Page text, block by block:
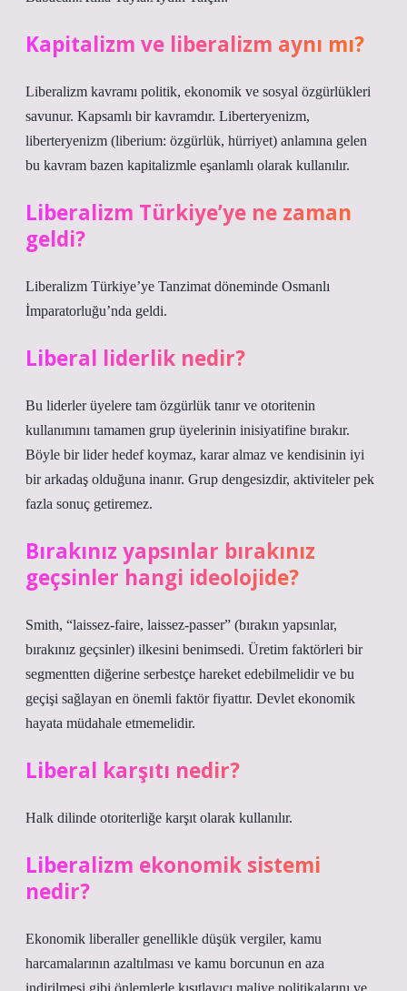
Kapitalizm ve liberalizm aynı mı?
Liberalizm kavramı politik, ekonomik ve sosyal özgürlükleri
savunur. Kapsamlı bir kavramdır. Liberteryenizm,
liberteryenizm (liberium: özgürlük, hürriyet) anlamına gelen
bu kavram bazen kapitalizmle eşanlamlı olarak kullanılır.
Liberalizm Türkiye’ye ne zaman
geldi?
Liberalizm Türkiye’ye Tanzimat döneminde Osmanlı
İmparatorluğu’nda geldi.
Liberal liderlik nedir?
Bu liderler üyelere tam özgürlük tanır ve otoritenin
kullanımını tamamen grup üyelerinin inisiyatifine bırakır.
Böyle bir lider hedef koymaz, karar almaz ve kendisinin iyi
bir arkadaş olduğuna inanır. Grup dengesizdir, aktiviteler pek
fazla sonuç getiremez.
Bırakınız yapsınlar bırakınız
geçsinler hangi ideolojide?
Smith, “laissez-faire, laissez-passer” (bırakın yapsınlar,
bırakınız geçsinler) ilkesini benimsedi. Üretim faktörleri bir
segmentten diğerine serbestçe hareket edebilmelidir ve bu
geçişi sağlayan en önemli faktör fiyattır. Devlet ekonomik
hayata müdahale etmemelidir.
Liberal karşıtı nedir?
Halk dilinde otoriterliğe karşıt olarak kullanılır.
Liberalizm ekonomik sistemi
nedir?
Ekonomik liberaller genellikle düşük vergiler, kamu
harcamalarının azaltılması ve kamu borcunun en aza
indirilmesi gibi önlemlerle kısıtlayıcı maliye politikalarını ve